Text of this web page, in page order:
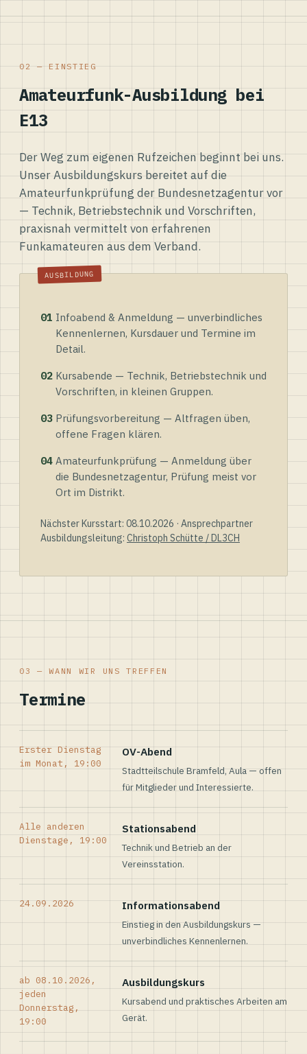
02 — EINSTIEG
Amateurfunk-Ausbildung bei
E13
Der Weg zum eigenen Rufzeichen beginnt bei uns.
Unser Ausbildungskurs bereitet auf die
Amateurfunkprüfung der Bundesnetzagentur vor
— Technik, Betriebstechnik und Vorschriften,
praxisnah vermittelt von erfahrenen
Funkamateuren aus dem Verband.
01 Infoabend & Anmeldung — unverbindliches
Kennenlernen, Kursdauer und Termine im
Detail.
02 Kursabende — Technik, Betriebstechnik und
Vorschriften, in kleinen Gruppen.
03 Prüfungsvorbereitung — Altfragen üben,
offene Fragen klären.
04 Amateurfunkprüfung — Anmeldung über
die Bundesnetzagentur, Prüfung meist vor
Ort im Distrikt.
Nächster Kursstart: 08.10.2026 · Ansprechpartner
Ausbildungsleitung: Christoph Schütte / DL3CH
03 — WANN WIR UNS TREFFEN
Termine
Erster Dienstag
im Monat, 19:00
OV-Abend
Stadtteilschule Bramfeld, Aula — offen
für Mitglieder und Interessierte.
Alle anderen
Dienstage, 19:00
Stationsabend
Technik und Betrieb an der
Vereinsstation.
24.09.2026 Informationsabend
Einstieg in den Ausbildungskurs —
unverbindliches Kennenlernen.
ab 08.10.2026,
jeden
Donnerstag,
19:00
Ausbildungskurs
Kursabend und praktisches Arbeiten am
Gerät.